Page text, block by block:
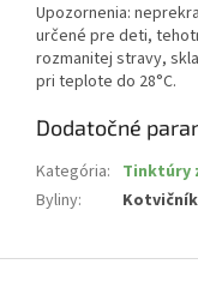
Upozornenia:
určené pre deti,
rozmanitej stravy,
pri teplote do 28°C.
Dodatočné
Kategória: Tinktúry
Byliny: Kotvičník